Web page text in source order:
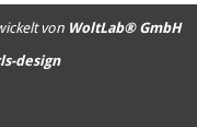
von WoltLab® GmbH
design